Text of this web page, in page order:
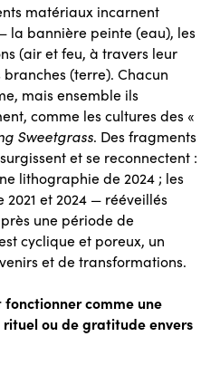
matériaux incarnent
la bannière peinte (eau), les
(air et feu, à travers leur
(terre). Chacun
mais ensemble ils
comme les cultures des «
Sweetgrass. Des fragments
et se reconnectent :
lithographie de 2024 ; les
et 2024 — rééveillés
une période de
cyclique et poreux, un
et de transformations.
fonctionner comme une
ou de gratitude envers